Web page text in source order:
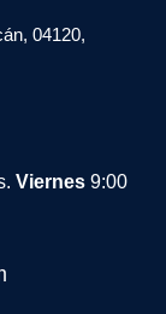
04120,
Viernes 9:00